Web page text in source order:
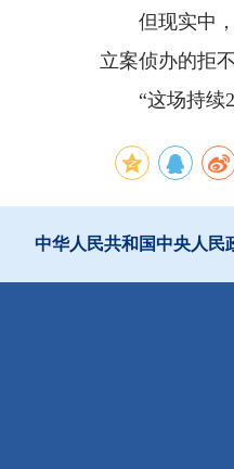
但现实中
立案侦办的拒
“这场持续
中华人民共和国中央人民